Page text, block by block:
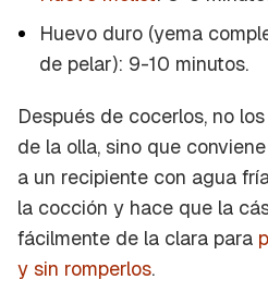
Huevo duro (yema
de pelar): 9-10 minutos.
Después de cocerlos, no
de la olla, sino que
a un recipiente con agua
la cocción y hace que la
fácilmente de la clara para
y sin romperlos.